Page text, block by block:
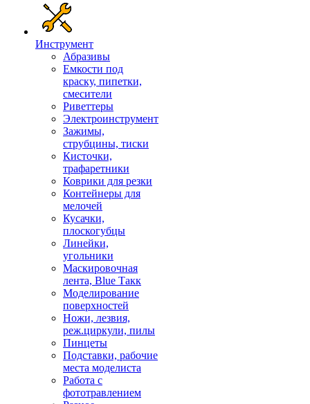
Инструмент
Абразивы
Емкости под
краску, пипетки,
смесители
Риветтеры
Электроинструмент
Зажимы,
струбцины, тиски
Кисточки,
трафаретники
Коврики для резки
Контейнеры для
мелочей
Кусачки,
плоскогубцы
Линейки,
угольники
Маскировочная
лента, Blue Такк
Моделирование
поверхностей
Ножи, лезвия,
реж.циркули, пилы
Пинцеты
Подставки, рабочие
места моделиста
Работа с
фототравлением